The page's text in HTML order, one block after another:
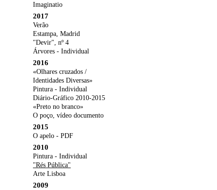
Imaginatio
2017
Verão
Estampa, Madrid
"Devir", nº 4
Árvores - Individual
2016
«Olhares cruzados /
Identidades Diversas»
Pintura - Individual
Diário-Gráfico 2010-2015
«Preto no branco»
O poço, vídeo documento
2015
O apelo - PDF
2010
Pintura - Individual
"Rés Pública"
Arte Lisboa
2009